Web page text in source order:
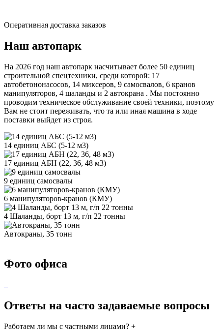
Оперативная доставка заказов
Наш автопарк
На 2026 год наш автопарк насчитывает более 50 единиц
строительной спецтехники, среди которой: 17
автобетононасосов, 14 миксеров, 9 самосвалов, 6 кранов
манипуляторов, 4 шаланды и 2 автокрана . Мы постоянно
проводим техническое обслуживание своей техники, поэтому
Вам не стоит переживать, что та или иная машина в ходе
поставки выйдет из строя.
14 единиц АБС (5-12 м3)
17 единиц АБН (22, 36, 48 м3)
9 единиц самосвалы
6 манипуляторов-кранов (КМУ)
4 Шаланды, борт 13 м, г/п 22 тонны
Автокраны, 35 тонн
Фото офиса
Ответы на часто задаваемые вопросы
Работаем ли мы с частными лицами? +